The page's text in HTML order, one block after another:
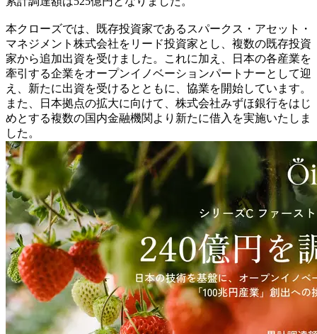
本クローズでは、既存投資家であるスパークス・アセット・
マネジメント株式会社をリード投資家とし、複数の既存投資
家から追加出資を受けました。これに加え、日本の各産業を
牽引する企業をオープンイノベーションパートナーとして迎
え、新たに出資を受けるとともに、協業を開始しています。
また、日本拠点の拡大に向けて、株式会社みずほ銀行をはじ
めとする複数の国内金融機関より新たに借入を実施いたしま
した。